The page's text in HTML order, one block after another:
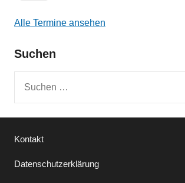
Alle Termine ansehen
Suchen
Kontakt
Datenschutzerklärung